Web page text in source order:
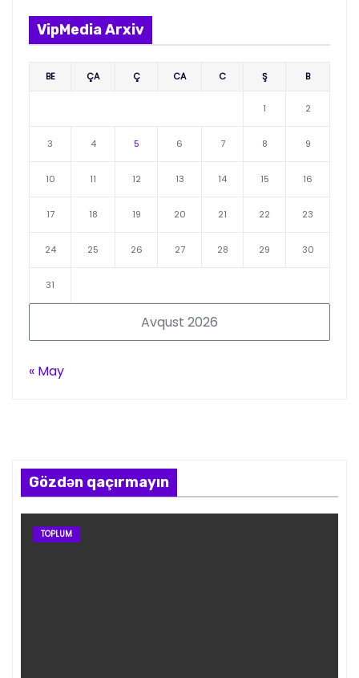
VipMedia Arxiv
Avqust 2026
BE ÇA Ç CA C Ş B
1 2
3 4 5 6 7 8 9
10 11 12 13 14 15 16
17 18 19 20 21 22 23
24 25 26 27 28 29 30
31
« May
Gözdən qaçırmayın
TOPLUM